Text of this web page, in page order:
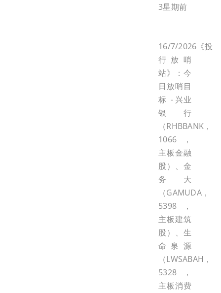
3星期前
16/7/2026《投
行放哨
站》：今
日放哨目
标 - 兴业
银行
（RHBBANK，
1066，
主板金融
股）、金
务大
（GAMUDA，
5398，
主板建筑
股）、生
命泉源
（LWSABAH，
5328，
主板消费